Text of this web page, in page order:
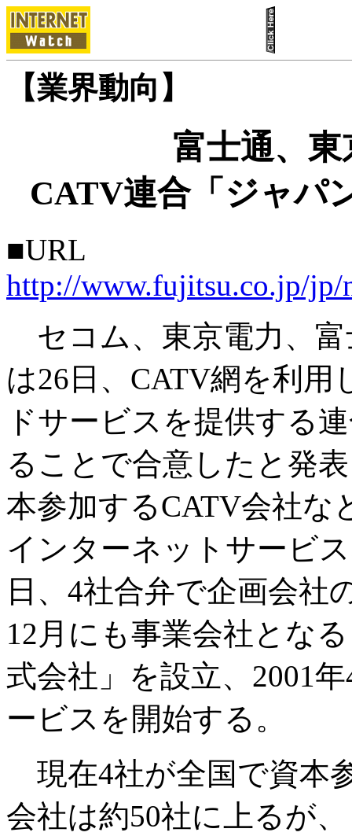
【業界動向】
富士通、
CATV連合「ジャパ
■URL
http://www.fujitsu.co.jp/jp/
セコム、東京電力、富
は26日、CATV網を利用
ドサービスを提供する
ることで合意したと発
本参加するCATV会社な
インターネットサービ
日、4社合弁で企画会社
12月にも事業会社とな
式会社」を設立、2001
ービスを開始する。
現在4社が全国で資本
会社は約50社に上るが